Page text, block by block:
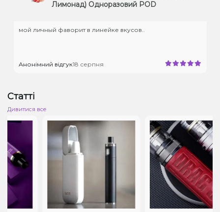
Лимонад) Одноразовий POD
мой личный фаворит в линейке вкусов..
Анонімний відгук18 серпня
Статті
Дивитися все